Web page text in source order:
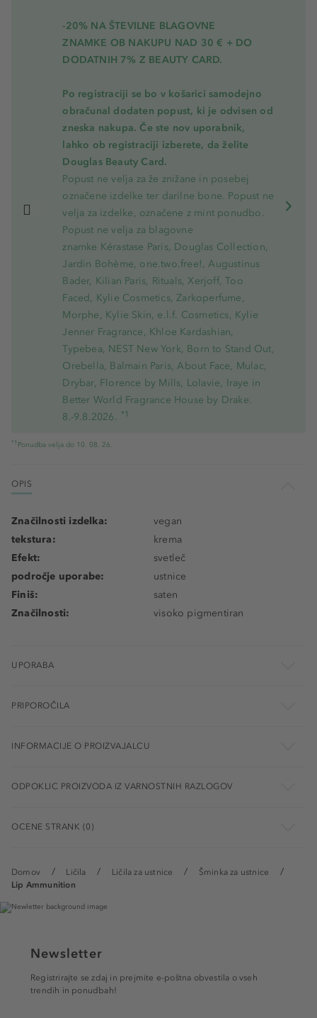
Domov Ličila Ličila za ustnice
Šminka za ustnice
Lip Ammunition
-20% NA ŠTEVILNE BLAGOVNE
ZNAMKE OB NAKUPU NAD 30 € + DO
DODATNIH 7% Z BEAUTY CARD.
Po registraciji se bo v košarici samodejno
obračunal dodaten popust, ki je odvisen od
zneska nakupa. Če ste nov uporabnik,
lahko ob registraciji izberete, da želite
Douglas Beauty Card.
Popust ne velja za že znižane in posebej
označene izdelke ter darilne bone. Popust ne
velja za izdelke, označene z mint ponudbo.
Popust ne velja za blagovne
znamke Kérastase Paris, Douglas Collection,
Jardin Bohème, one.two.free!, Augustinus
Bader, Kilian Paris, Rituals, Xerjoff, Too
Faced, Kylie Cosmetics, Zarkoperfume,
Morphe, Kylie Skin, e.l.f. Cosmetics, Kylie
Jenner Fragrance, Khloe Kardashian,
Typebea, NEST New York, Born to Stand Out,
Orebella, Balmain Paris, About Face, Mulac,
Drybar, Florence by Mills, Lolavie, Iraye in
Better World Fragrance House by Drake.
8.-9.8.2026. *1
*1 Ponudba velja do 10. 08. 26.
OPIS
Značilnosti izdelka:
vegan
tekstura:
krema
Efekt:
svetleč
področje uporabe:
ustnice
Finiš:
saten
Značilnosti:
visoko pigmentiran
UPORABA
PRIPOROČILA
INFORMACIJE O PROIZVAJALCU
ODPOKLIC PROIZVODA IZ VARNOSTNIH RAZLOGOV
OCENE STRANK (0)
Newsletter
Registrirajte se zdaj in prejmite e-poštna obvestila o vseh
trendih in ponudbah!